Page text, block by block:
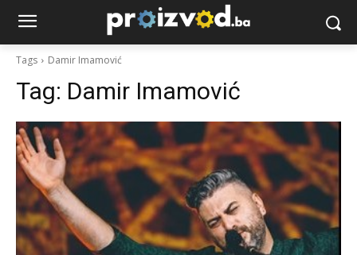
Tags Damir Imamović
Tag: Damir Imamović